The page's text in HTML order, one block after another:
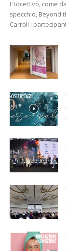
L’obiettivo, come
specchio, Beyond
Carroll i